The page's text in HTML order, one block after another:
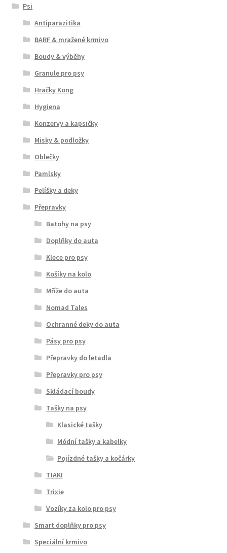
Psi
Antiparazitika
BARF & mražené krmivo
Boudy & výběhy
Granule pro psy
Hračky Kong
Hygiena
Konzervy a kapsičky
Misky & podložky
Oblečky
Pamlsky
Pelíšky a deky
Přepravky
Batohy na psy
Doplňky do auta
Klece pro psy
Košíky na kolo
Mříže do auta
Nomad Tales
Ochranné deky do auta
Pásy pro psy
Přepravky do letadla
Přepravky pro psy
Skládací boudy
Tašky na psy
Klasické tašky
Módní tašky a kabelky
Pojízdné tašky a kočárky
TIAKI
Trixie
Vozíky za kolo pro psy
Smart doplňky pro psy
Speciální krmivo